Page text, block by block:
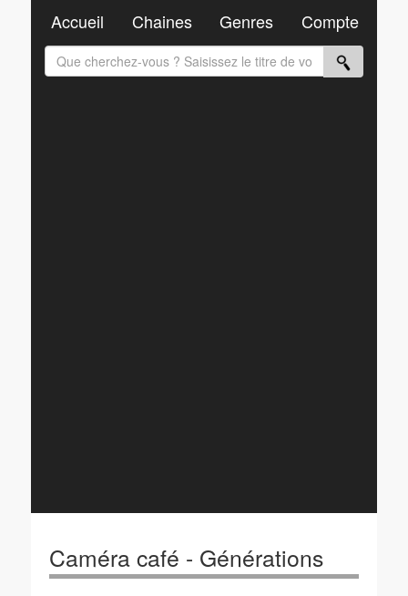
Caméra café - Générations
Accueil Chaines Genres Compte